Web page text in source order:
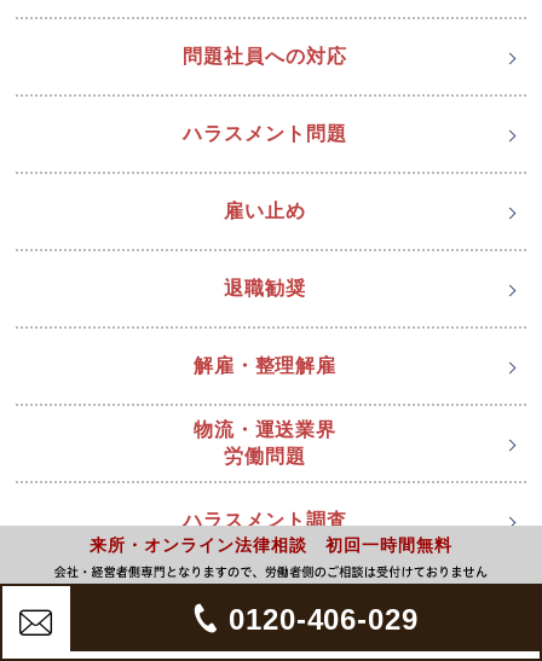
問題社員への対応
ハラスメント問題
雇い止め
退職勧奨
解雇・整理解雇
物流・運送業界
労働問題
ハラスメント調査
審判・裁判は弁護士へ
来所・オンライン法律相談 初回一時間無料
0120-406-029